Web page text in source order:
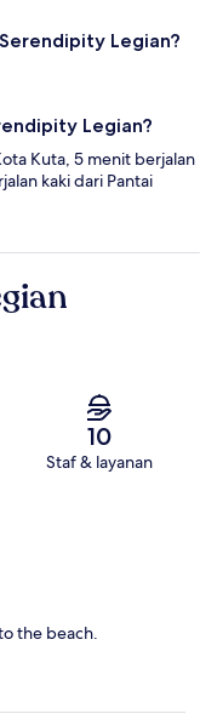
Legian?
Legian?
Kuta, 5 menit berjalan
kaki dari Pantai
10
Staf & layanan
the beach.